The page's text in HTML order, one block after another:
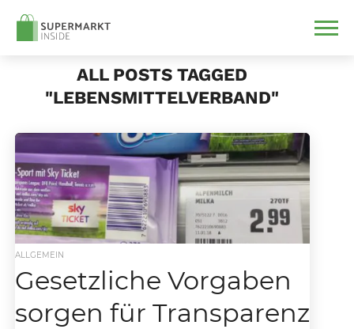
ALL POSTS TAGGED
"LEBENSMITTELVERBAND"
ALLGEMEIN
Gesetzliche Vorgaben
sorgen für Transparenz